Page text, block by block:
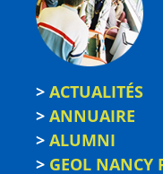
> ACTUALITÉS
> ANNUAIRE
> ALUMNI
> GEOL NANCY